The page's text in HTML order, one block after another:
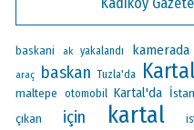
baskani ak yakalandı kamerada
araç baskan Tuzla'da
maltepe otomobil Kartal'da
çıkan için kartal